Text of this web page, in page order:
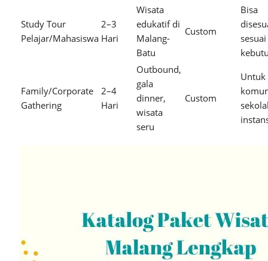
Study Tour
Pelajar/Mahasiswa
2–3
Hari
Wisata
edukatif di
Malang-
Batu
Custom
Bisa
sesuai
Family/Corporate
Gathering
2–4
Hari
Outbound,
gala
dinner,
wisata
seru
Custom
Untuk